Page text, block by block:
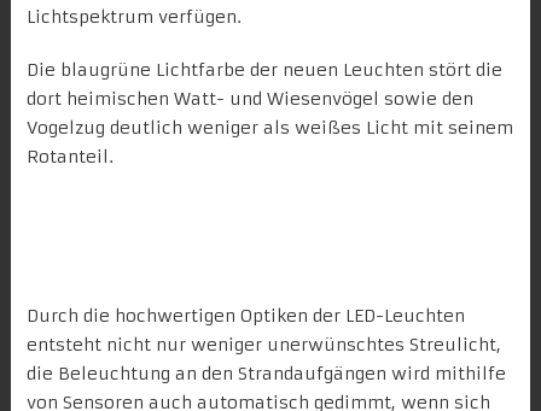
Lichtspektrum verfügen.
Die blaugrüne Lichtfarbe der neuen Leuchten stört die
dort heimischen Watt- und Wiesenvögel sowie den
Vogelzug deutlich weniger als weißes Licht mit seinem
Rotanteil.
Durch die hochwertigen Optiken der LED-Leuchten
entsteht nicht nur weniger unerwünschtes Streulicht,
die Beleuchtung an den Strandaufgängen wird mithilfe
von Sensoren auch automatisch gedimmt, wenn sich